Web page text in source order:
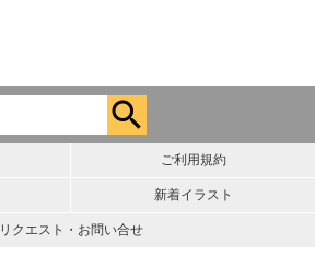
ご利用規約
新着イラスト
リクエスト・お問い合せ